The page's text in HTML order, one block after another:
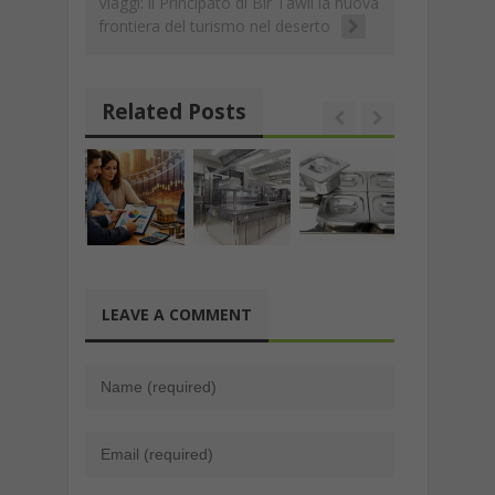
frontiera del turismo nel deserto
Related Posts
LEAVE A COMMENT